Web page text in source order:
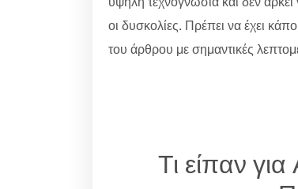
οι δυσκολίες. Πρέπει να έχει
του άρθρου με σημαντικές
Τι είπαν